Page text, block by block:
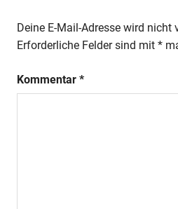
Deine E-Mail-Adresse wird nicht
Erforderliche Felder sind mit *
Kommentar *